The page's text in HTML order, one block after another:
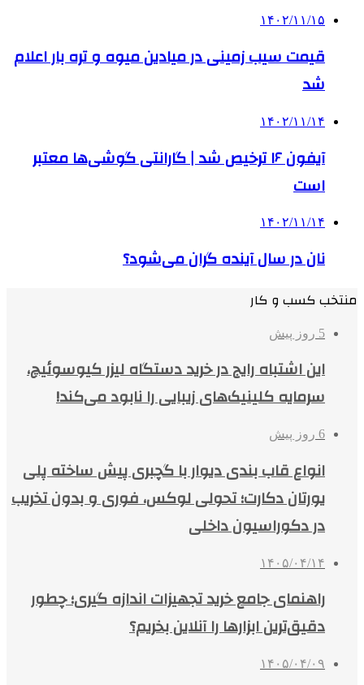
۱۴۰۲/۱۱/۱۵
قیمت سیب زمینی در میادین میوه و تره بار اعلام
شد
۱۴۰۲/۱۱/۱۴
آیفون ۱۶ ترخیص شد | گارانتی گوشی‌ها معتبر
است
۱۴۰۲/۱۱/۱۴
نان در سال آینده گران می‌شود؟
منتخب کسب و کار
5 روز پیش
این اشتباه رایج در خرید دستگاه لیزر کیوسوئیچ،
سرمایه کلینیک‌های زیبایی را نابود می‌کند!
6 روز پیش
انواع قاب بندی دیوار با گچبری پیش ساخته پلی
یورتان دکارت؛ تحولی لوکس، فوری و بدون تخریب
در دکوراسیون داخلی
۱۴۰۵/۰۴/۱۴
راهنمای جامع خرید تجهیزات اندازه گیری؛ چطور
دقیق‌ترین ابزارها را آنلاین بخریم؟
۱۴۰۵/۰۴/۰۹